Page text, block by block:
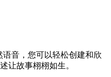
语音，您可以轻松创建和欣
让故事栩栩如生。